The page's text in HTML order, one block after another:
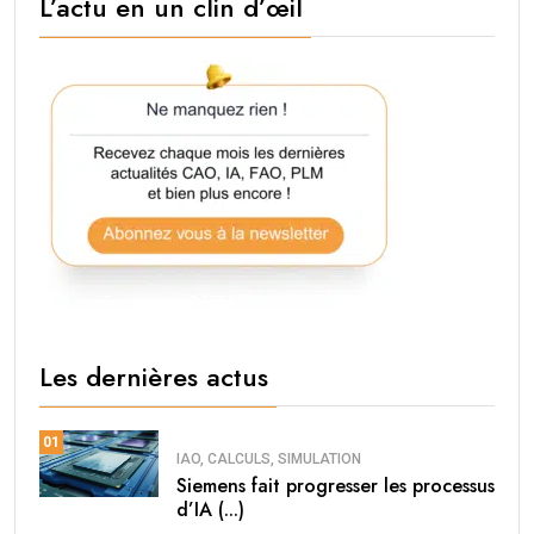
Les dernières actus
01
IAO, CALCULS, SIMULATION
Siemens fait progresser les processus
d’IA (...)